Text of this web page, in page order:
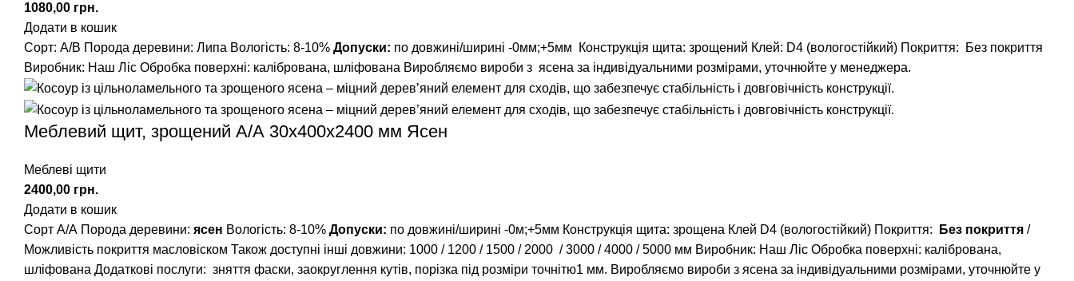
грн.
Додати в кошик
Сорт: А/В Порода деревини: Липа Вологість: 8-10% Допуски: по довжині/ширині -0мм;+5мм Конструкція щита: зрощений Клей: D4 (вологостійкий) Покриття: Без покриття
Виробник: Наш Ліс Обробка поверхні: калібрована, шліфована Виробляємо вироби з ясена за індивідуальними розмірами, уточнюйте у менеджера.
Меблевий щит, зрощений A/А 30х400х2400 мм Ясен
Меблеві щити
грн.
Додати в кошик
Сорт А/А Порода деревини: ясен Вологість: 8-10% Допуски: по довжині/ширині -0м;+5мм Конструкція щита: зрощена Клей D4 (вологостійкий) Покриття: Без покриття /
Можливість покриття масловіском Також доступні інші довжини: 1000 / 1200 / 1500 / 2000 /3000 /4000 /5000 мм Виробник: Наш Ліс Обробка поверхні: калібрована,
шліфована Додаткові послуги: зняття фаски, заокруглення кутів, порізка під розміри точнітю1 мм. Виробляємо вироби з ясена за індивідуальними розмірами, уточнюйте у